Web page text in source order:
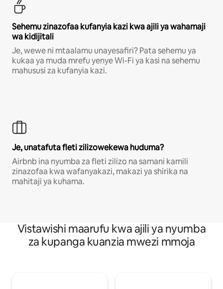
Sehemu zinazofaa kufanyia kazi kwa ajili ya wahamaji
wa kidijitali
Je, wewe ni mtaalamu unayesafiri? Pata sehemu ya
kukaa ya muda mrefu yenye Wi-Fi ya kasi na sehemu
mahususi za kufanyia kazi.
Je, unatafuta fleti zilizowekewa huduma?
Airbnb ina nyumba za fleti zilizo na samani kamili
zinazofaa kwa wafanyakazi, makazi ya shirika na
mahitaji ya kuhama.
Vistawishi maarufu kwa ajili ya nyumba
za kupanga kuanzia mwezi mmoja